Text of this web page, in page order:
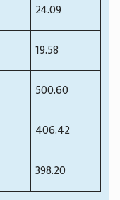
24.09
19.58
500.60
406.42
398.20